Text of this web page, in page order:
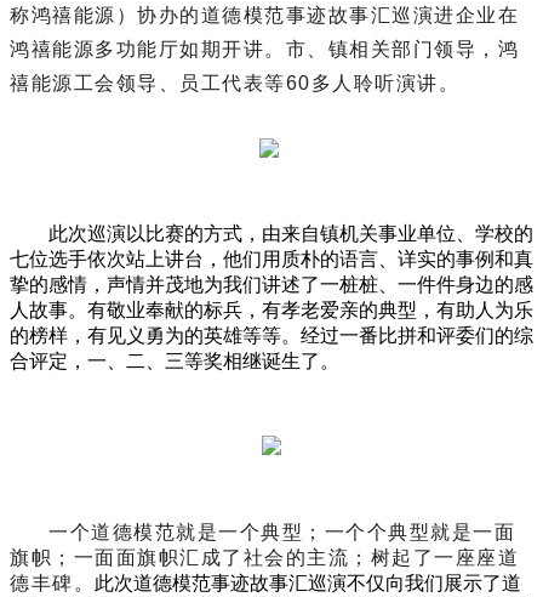
称鸿禧能源）协办的道德模范事迹故事汇巡演进企业在
鸿禧能源多功能厅如期开讲。市、镇相关部门领导，鸿
禧能源工会领导、员工代表等60多人聆听演讲。
此次巡演以比赛的方式，由来自镇机关事业单位、学校的
七位选手依次站上讲台，他们用质朴的语言、详实的事例和真
挚的感情，声情并茂地为我们讲述了一桩桩、一件件身边的感
人故事。有敬业奉献的标兵，有孝老爱亲的典型，有助人为乐
的榜样，有见义勇为的英雄等等。经过一番比拼和评委们的综
合评定，一、二、三等奖相继诞生了。
一个道德模范就是一个典型； 一个个典型就是一面
旗帜； 一面面旗帜汇成了社会的主流； 树起了一座座道
德丰碑。 此次道德模范事迹故事汇巡演不仅向我们展示了道